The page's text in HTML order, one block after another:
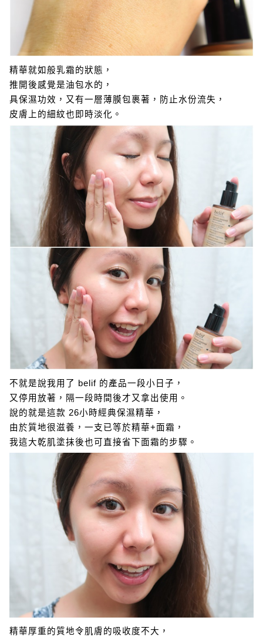
精華就如般乳霜的狀態，
推開後感覺是油包水的，
具保濕功效，又有一層薄膜包裹著，防止水份流失，
皮膚上的細紋也即時淡化。
不就是說我用了 belif 的產品一段小日子，
又停用放著，隔一段時間後才又拿出使用。
說的就是這款 26小時經典保濕精華，
由於質地很滋養，一支已等於精華+面霜，
我這大乾肌塗抹後也可直接省下面霜的步驟。
精華厚重的質地令肌膚的吸收度不大，